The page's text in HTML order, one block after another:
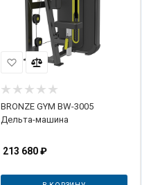
BRONZE GYM BW-3005
Дельта-машина
213 680₽